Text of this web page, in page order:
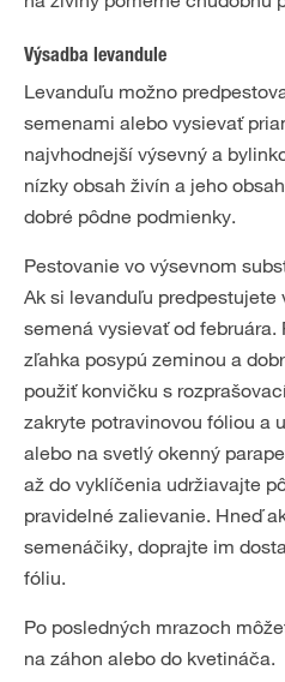
Výsadba levandule
Levanduľu možno
semenami alebo vysievať
najvhodnejší výsevný a
nízky obsah živín a jeho
dobré pôdne podmienky.
Pestovanie vo výsevnom
Ak si levanduľu
semená vysievať od februára.
zľahka posypú zeminou a
použiť konvičku s
zakryte potravinovou fóliou a
alebo na svetlý okenný
až do vyklíčenia udržiavajte
pravidelné zalievanie. Hneď
semenáčiky, doprajte im
fóliu.
Po posledných mrazoch
na záhon alebo do kvetináča.